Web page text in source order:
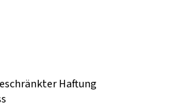
Haftung